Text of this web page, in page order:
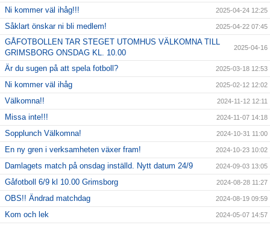
Ni kommer väl ihåg!!! 2025-04-24 12:25
Såklart önskar ni bli medlem! 2025-04-22 07:45
GÅFOTBOLLEN TAR STEGET UTOMHUS VÄLKOMNA TILL
GRIMSBORG ONSDAG KL. 10.00
2025-04-16
Är du sugen på att spela fotboll? 2025-03-18 12:53
Ni kommer väl ihåg 2025-02-12 12:02
Välkomna!! 2024-11-12 12:11
Missa inte!!! 2024-11-07 14:18
Sopplunch Välkomna! 2024-10-31 11:00
En ny gren i verksamheten växer fram! 2024-10-23 10:02
Damlagets match på onsdag inställd. Nytt datum 24/9 2024-09-03 13:05
Gåfotboll 6/9 kl 10.00 Grimsborg 2024-08-28 11:27
OBS!! Ändrad matchdag 2024-08-19 09:59
Kom och lek 2024-05-07 14:57